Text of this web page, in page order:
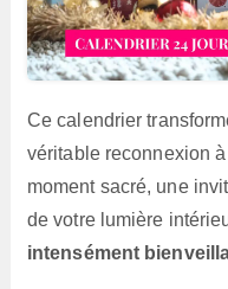
Ce calendrier
véritable reconnexion
moment sacré, une
de votre lumière
intensément